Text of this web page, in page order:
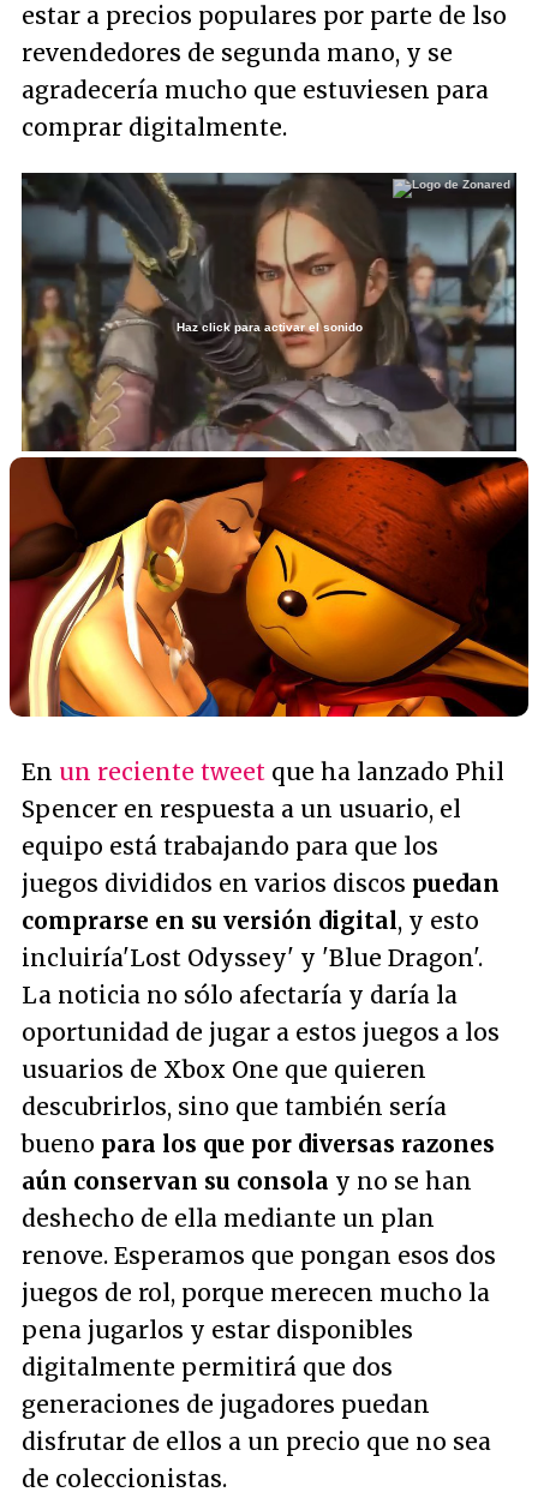
estar a precios populares por parte de lso
revendedores de segunda mano, y se
agradecería mucho que estuviesen para
comprar digitalmente.
Unmute /
Loaded
45.04%
Haz click para activar el sonido
En un reciente tweet que ha lanzado Phil
Spencer en respuesta a un usuario, el
equipo está trabajando para que los
juegos divididos en varios discos puedan
comprarse en su versión digital, y esto
incluiría'Lost Odyssey' y 'Blue Dragon'.
La noticia no sólo afectaría y daría la
oportunidad de jugar a estos juegos a los
usuarios de Xbox One que quieren
descubrirlos, sino que también sería
bueno para los que por diversas razones
aún conservan su consola y no se han
deshecho de ella mediante un plan
renove. Esperamos que pongan esos dos
juegos de rol, porque merecen mucho la
pena jugarlos y estar disponibles
digitalmente permitirá que dos
generaciones de jugadores puedan
disfrutar de ellos a un precio que no sea
de coleccionistas.